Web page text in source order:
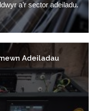
a’r sector adeiladu.
Adeiladau